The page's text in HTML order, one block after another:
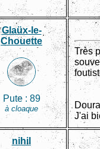
Glaüx-le-
Chouette
Pute : 89
à cloaque
Très
J'ai
nihil